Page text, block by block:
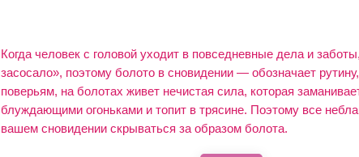
Когда человек с головой уходит в повседневные дела и
засосало», поэтому болото в сновидении — обозначает
поверьям, на болотах живет нечистая сила, которая
блуждающими огоньками и топит в трясине. Поэтому все
вашем сновидении скрываться за образом болота.